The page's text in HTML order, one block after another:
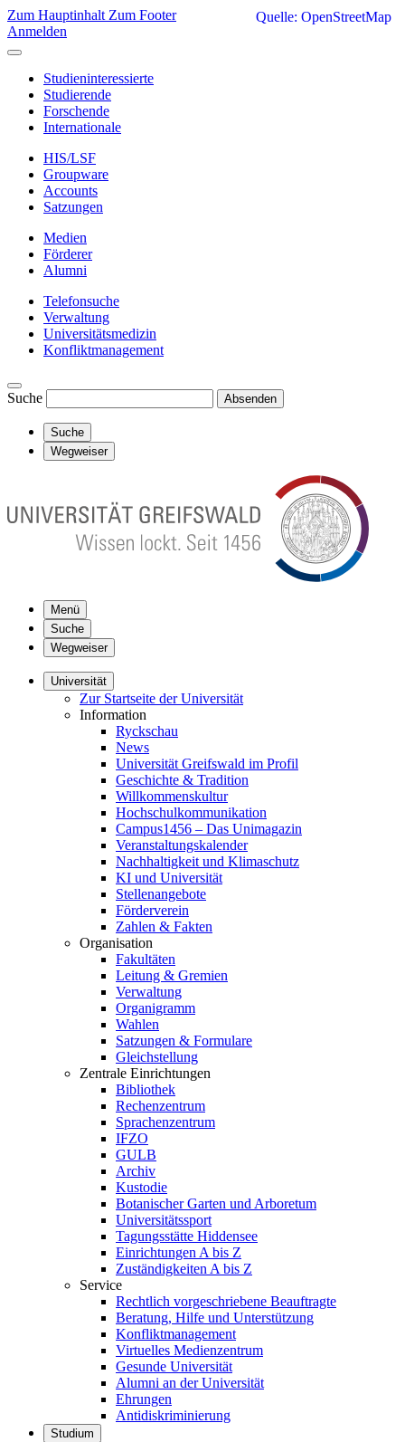
Zum Hauptinhalt Zum Footer
Anmelden
Studieninteressierte
Studierende
Forschende
Internationale
HIS/LSF
Groupware
Accounts
Satzungen
Medien
Förderer
Alumni
Telefonsuche
Verwaltung
Universitätsmedizin
Konfliktmanagement
Suche Absenden
Suche
Wegweiser
Menü
Suche
Wegweiser
Universität
Zur Startseite der Universität
Information
Ryckschau
News
Universität Greifswald im Profil
Geschichte & Tradition
Willkommenskultur
Hochschulkommunikation
Campus1456 – Das Unimagazin
Veranstaltungskalender
Nachhaltigkeit und Klimaschutz
KI und Universität
Stellenangebote
Förderverein
Zahlen & Fakten
Organisation
Fakultäten
Leitung & Gremien
Verwaltung
Organigramm
Wahlen
Satzungen & Formulare
Gleichstellung
Zentrale Einrichtungen
Bibliothek
Rechenzentrum
Sprachenzentrum
IFZO
GULB
Archiv
Kustodie
Botanischer Garten und Arboretum
Universitätssport
Tagungsstätte Hiddensee
Einrichtungen A bis Z
Zuständigkeiten A bis Z
Service
Rechtlich vorgeschriebene Beauftragte
Beratung, Hilfe und Unterstützung
Konfliktmanagement
Virtuelles Medienzentrum
Gesunde Universität
Alumni an der Universität
Ehrungen
Antidiskriminierung
Studium
Quelle: OpenStreetMap